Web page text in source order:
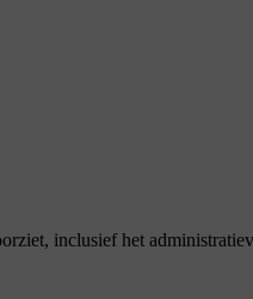
inclusief het